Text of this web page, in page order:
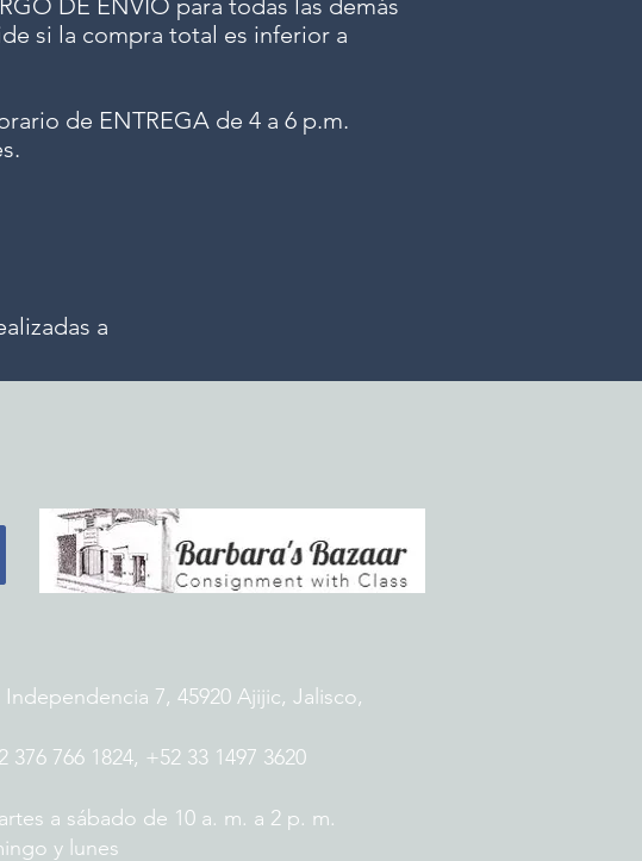
DE ENVÍO para todas las demás
si la compra total es inferior a
de ENTREGA de 4 a 6 p.m.
a
Independencia 7, 45920 Ajijic, Jalisco,
376 766 1824, +52 33 1497 3620
a sábado de 10 a. m. a 2 p. m.
y lunes